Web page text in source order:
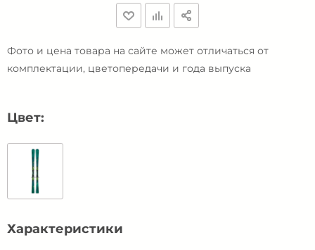
Фото и цена товара на сайте может отличаться от
комплектации, цветопередачи и года выпуска
Цвет:
Характеристики